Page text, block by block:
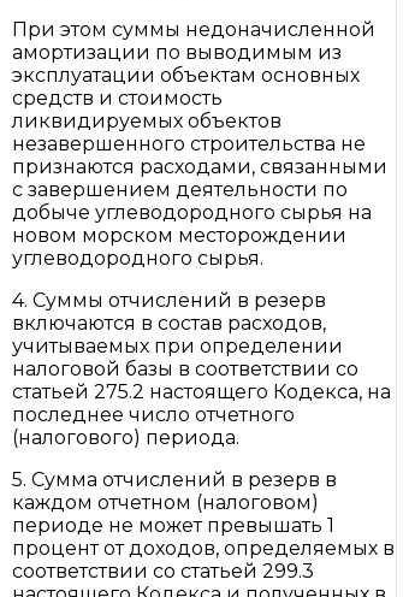
При этом суммы недоначисленной
амортизации по выводимым из
эксплуатации объектам основных
средств и стоимость
ликвидируемых объектов
незавершенного строительства не
признаются расходами, связанными
с завершением деятельности по
добыче углеводородного сырья на
новом морском месторождении
углеводородного сырья.
4. Суммы отчислений в резерв
включаются в состав расходов,
учитываемых при определении
налоговой базы в соответствии со
статьей 275.2 настоящего Кодекса, на
последнее число отчетного
(налогового) периода.
5. Сумма отчислений в резерв в
каждом отчетном (налоговом)
периоде не может превышать 1
процент от доходов, определяемых в
соответствии со статьей 299.3